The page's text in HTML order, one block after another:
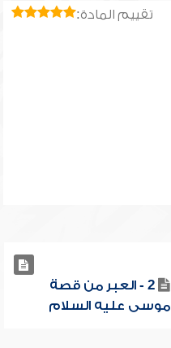
تقييم المادة:
2 - العبر من قصة
موسى عليه السلام